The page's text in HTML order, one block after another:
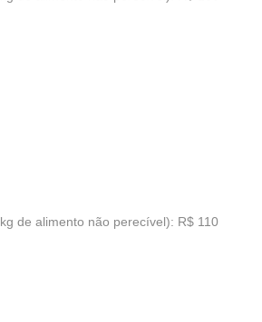
de alimento não perecível): R$ 110